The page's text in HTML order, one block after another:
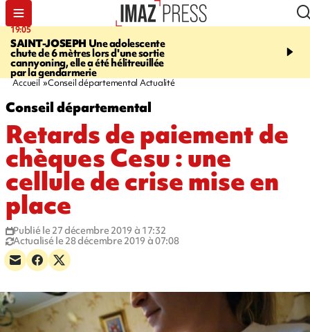
19:05
SAINT-JOSEPH Une adolescente
chute de 6 mètres lors d'une sortie
cannyoning, elle a été hélitreuillée
par la gendarmerie
20:44
rouée de coups,
Accueil Conseil départemental Actualité
Conseil départemental
Retards de paiement de
chèques Cesu : une
cellule de crise mise en
place
Publié le 27 décembre 2019 à 17:32
Actualisé le 28 décembre 2019 à 07:08